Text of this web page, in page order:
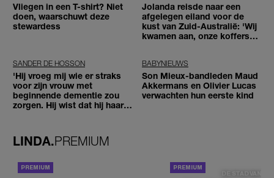
Vliegen in een T-shirt? Niet
doen, waarschuwt deze
stewardess
Jolanda reisde naar een
afgelegen eiland voor de
kust van Zuid-Australië: 'Wij
kwamen aan, onze koffers
SANDER DE HOSSON
'Hij vroeg mij wie er straks
voor zijn vrouw met
beginnende dementie zou
zorgen. Hij wist dat hij haar
BABYNIEUWS
Son Mieux-bandleden Maud
Akkermans en Olivier Lucas
verwachten hun eerste kind
LINDA.PREMIUM
DE STAD VAN